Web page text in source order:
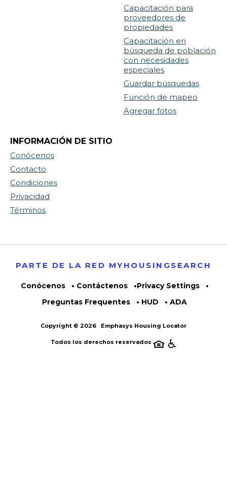
Capacitación para
proveedores de
propiedades
Capacitación en
búsqueda de población
con necesidades
especiales
Guardar búsquedas
Función de mapeo
Agregar fotos
INFORMACIÓN DE SITIO
Conócenos
Contacto
Condiciones
Privacidad
Términos
PARTE DE LA RED MYHOUSINGSEARCH
Conócenos Contáctenos
Privacy Settings
Preguntas Frequentes
HUD ADA
Copyright © 2026 Emphasys Housing Locator
Todos los derechos reservados